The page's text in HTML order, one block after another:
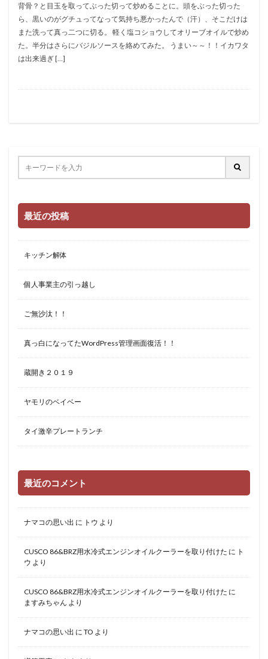
背骨？と目玉を取ってぶった切って炒めることに。頭をぶった切った
ら、黒いのがグチュってなって気持ち悪かったんで（汗）、そこだけは
また洗って真っ二つに切る。 軽く塩コショウしてオリーブオイルで炒め
た。半分はさらにバジルソースを絡めてみた。 うまい～～！！イカワタ
は出来過ぎ […]
最近の投稿
キッチン解体
個人事業主の引っ越し
ご無沙汰！！
真っ白になってたWordPress管理画面復活！！
蔵開き２０１９
ヤモリのベイベー
タイ激辛プレートランチ
最近のコメント
ナマコの思い出 に トウ より
CUSCO 86&BRZ用水冷式エンジンオイルクーラーを取り付けた に ト
ウ より
CUSCO 86&BRZ用水冷式エンジンオイルクーラーを取り付けた に
ますみちゃん より
ナマコの思い出 に TO より